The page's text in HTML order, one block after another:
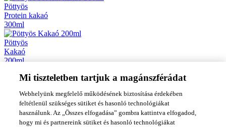
Pöttyös
Protein kakaó
300ml
Pöttyös
Kakaó
200ml
Pöttyös
1000ml
ÖsszesPöttyös termék ›
Mi tiszteletben tartjuk a magánszférádat
Webhelyünk megfelelő működésének biztosítása érdekében
feltétlenül szükséges sütiket és hasonló technológiákat
használunk. Az „Összes elfogadása” gombra kattintva elfogadod,
hogy mi és partnereink sütiket és hasonló technológiákat